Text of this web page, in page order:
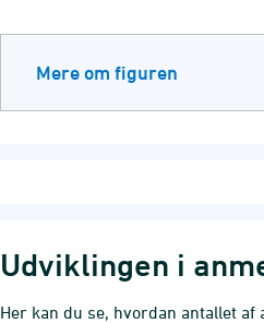
Mere om figuren
Udviklingen i
Her kan du se, hvordan antallet